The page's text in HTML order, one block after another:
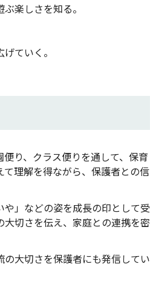
楽しさを知る。
ていく。
り、クラス便りを通して、保育
理解を得ながら、保護者との信
」などの姿を成長の印として受
切さを伝え、家庭との連携を密
大切さを保護者にも発信してい